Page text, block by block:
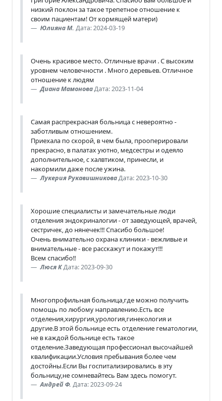
низкий поклон за такое трепетное отношение к
своим пациентам! От кормящей матери)
Юлияна М. Дата: 2024-03-19
Очень красивое место. Отличные врачи . С высоким
уровнем человечности . Много деревьев. Отличное
отношение к людям
Диана МамоноваДата: 2023-11-04
Самая распрекрасная больница с невероятно -
заботливым отношением.
Приехала по скорой, в чем была, прооперировали
прекрасно, в палатах уютно, медсестры и одеяло
дополнительное, с халвтиком, принесли, и
накормили даже после ужина.
Лукерия РукавишниковаДата: 2023-10-30
Хорошие специалисты и замечательные люди
отделения эндокриналогии - от заведующей, врачей,
сестричек, до нянечек!!! Спасибо большое!
Очень внимательно охрана клиники - вежливые и
внимательные - все расскажут и покажут!!!
Всем спасибо!!
Люся КДата: 2023-09-30
Многопрофильная больница,где можно получить
помощь по любому направлению.Есть все
отделения,хирургия,урология,гинекология и
другие.В этой больнице есть отделение гематологии,
не в каждой больнице есть такое
отделение.Заведующая профессионал высочайшей
квалификации.Условия пребывания более чем
достойны.Если Вы госпитализировались в эту
больницу,не сомневайтесь Вам здесь помогут.
Андрей Ф. Дата: 2023-09-24